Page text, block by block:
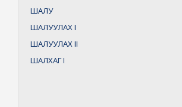
ШАЛУ
ШАЛУУЛАХI
ШАЛУУЛАХII
ШАЛХАГI